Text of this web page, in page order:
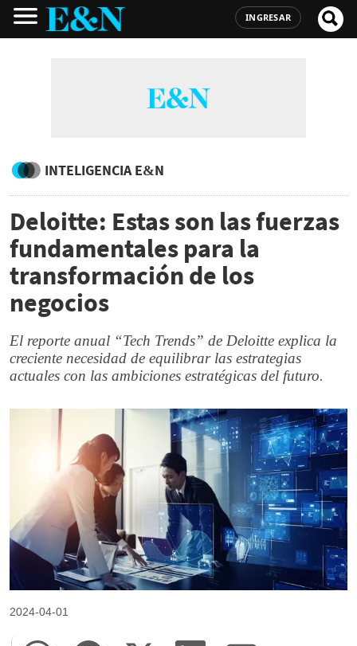
INGRESAR
INTELIGENCIA E&N
Deloitte: Estas son las fuerzas
fundamentales para la
transformación de los
negocios
El reporte anual “Tech Trends” de Deloitte explica la
creciente necesidad de equilibrar las estrategias
actuales con las ambiciones estratégicas del futuro.
2024-04-01